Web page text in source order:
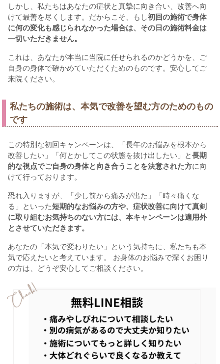
しかし、私たちはあなたの症状と真摯に向き合い、改善へ向
けて最善を尽くします。だからこそ、もし初回の施術で身体
に何の変化も感じられなかった場合は、その日の施術料金は
一切いただきません。
これは、あなたが本当に当院に任せられるのかどうかを、ご
自身の身体で確かめていただくためのものです。安心してご
来院ください。
私たちの施術は、本気で改善を望む方のためのもの
です
この特別な初回キャンペーンは、「長年のお悩みを根本から
改善したい」「何とかしてこの状態を抜け出したい」と長期
的な視点でご自身の身体と向き合うことを決意された方に向
けて行っております。
恐れ入りますが、「少し前から痛みが出た」「時々痛くな
る」といった短期的なお悩みの方や、症状改善に向けて真剣
に取り組むお気持ちのない方には、本キャンペーンは適用外
とさせていただきます。
あなたの「本気で変わりたい」という気持ちに、私たちも本
気で応えたいと考えています。 お身体のお悩みで深くお困り
の方は、どうぞ安心してご相談ください。